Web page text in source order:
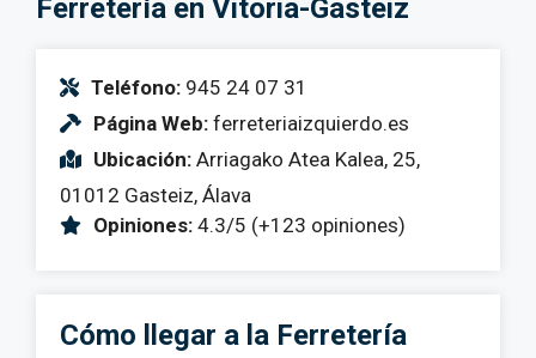
Ferretería en Vitoria-Gasteiz
Teléfono: 945 24 07 31
Página Web: ferreteriaizquierdo.es
Ubicación: Arriagako Atea Kalea, 25,
01012 Gasteiz, Álava
Opiniones: 4.3/5 (+123 opiniones)
Cómo llegar a la Ferretería